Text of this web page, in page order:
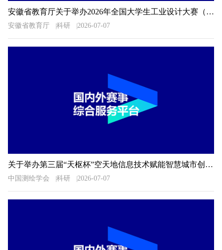
安徽省教育厅关于举办2026年全国大学生工业设计大赛（安徽赛区）的通知
安徽省教育厅 科研 2026-07-07
关于举办第三届“天枢杯”空天地信息技术赋能智慧城市创新应用大赛的通知
中国测绘学会 科研 2026-07-07